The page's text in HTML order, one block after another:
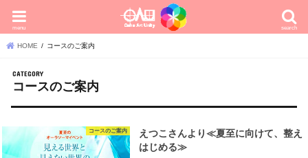
search
menu
HOME コースのご案内
コースのご案内
コースのご案内
えつこさんより≪夏至に向けて、整え
はじめる≫